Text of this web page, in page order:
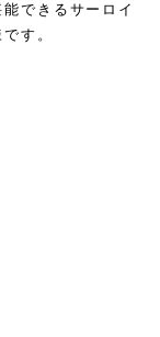
できるサーロイ
す。